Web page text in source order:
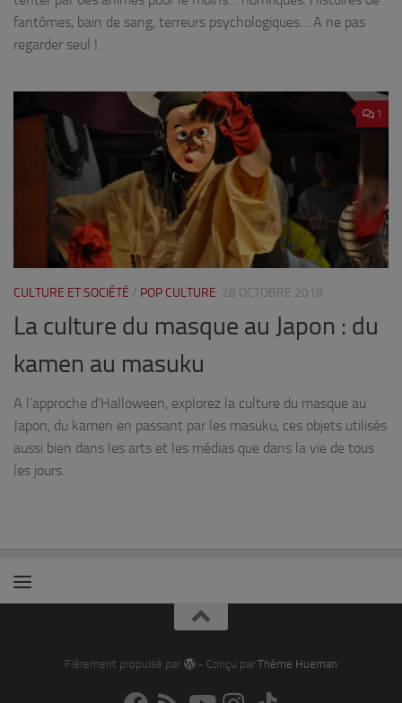
fantômes, bain de sang, terreurs psychologiques… A ne pas
regarder seul !
1
CULTURE ET SOCIÉTÉ / POP CULTURE 28 OCTOBRE 2018
La culture du masque au Japon : du
kamen au masuku
A l’approche d’Halloween, explorez la culture du masque au
Japon, du kamen en passant par les masuku, ces objets utilisés
aussi bien dans les arts et les médias que dans la vie de tous
les jours.
Fièrement propulsé par - Conçu par Thème Hueman